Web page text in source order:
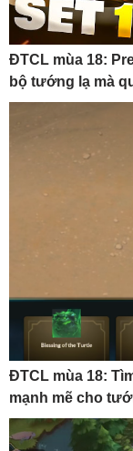
ĐTCL mùa 18:
bộ tướng lạ mà
ĐTCL mùa 18:
mạnh mẽ cho